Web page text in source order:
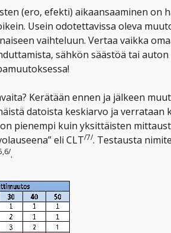
(ero, efekti) aikaansaaminen on
Usein odotettavissa oleva
vaihteluun. Vertaa vaikka
sähkön säästöä tai
Kerätään ennen ja jälkeen
datoista keskiarvo ja verrataan
pienempi kuin yksittäisten
eli CLT/7/. Testausta
.